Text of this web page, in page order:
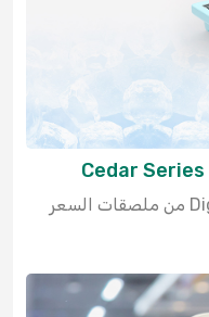
تُعد Digital Price Tags Cedar Serie من ملصقات السعر